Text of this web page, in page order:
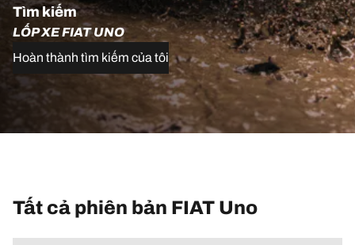
Tìm kiếm
LỐP XE FIAT UNO
Hoàn thành tìm kiếm của tôi
Tất cả phiên bản FIAT Uno